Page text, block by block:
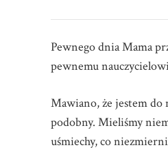
Pewnego dnia Mama
pewnemu
Mawiano, że jestem do
podobny. Mieliśmy
uśmiechy, co